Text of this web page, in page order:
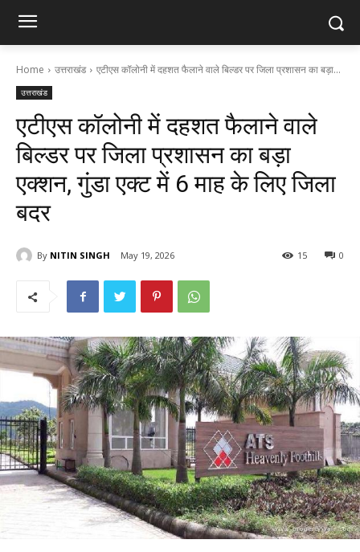
Home उत्तराखंड एटीएस कॉलोनी में दहशत फैलाने वाले बिल्डर पर जिला प्रशासन का बड़ा...
उत्तराखंड
एटीएस कॉलोनी में दहशत फैलाने वाले
बिल्डर पर जिला प्रशासन का बड़ा
एक्शन, गुंडा एक्ट में 6 माह के लिए जिला
बदर
By NITIN SINGH May 19, 2026 0
15